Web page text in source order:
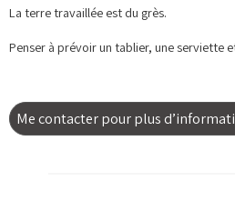
La terre travaillée est du grès.
Penser à prévoir un tablier, une serviette
Me contacter pour plus